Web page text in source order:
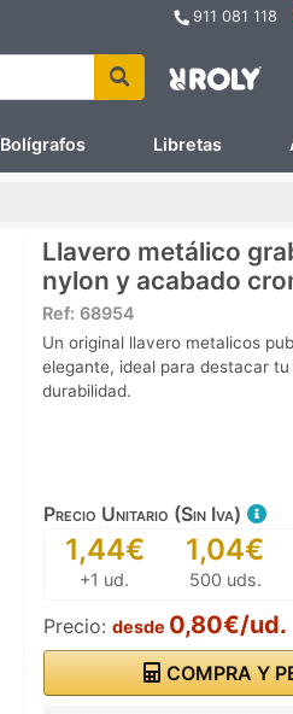
911 081 118
Bolígrafos Libretas
Llavero metálico
nylon y acabado
Ref: 68954
Un original llavero metalicos
elegante, ideal para destacar
durabilidad.
Precio Unitario (Sin Iva)
1,44€
+1 ud.
1,04€
500 uds.
Precio: desde 0,80€/ud.
COMPRA Y